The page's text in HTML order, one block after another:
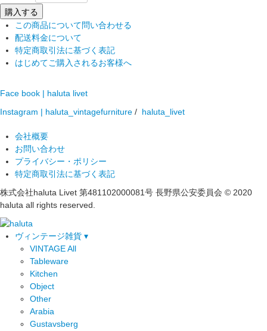
この商品について問い合わせる
配送料金について
特定商取引法に基づく表記
はじめてご購入されるお客様へ
Face book | haluta livet
Instagram | haluta_vintagefurniture / haluta_livet
会社概要
お問い合わせ
プライバシー・ポリシー
特定商取引法に基づく表記
株式会社haluta Livet 第481102000081号 長野県公安委員会 © 2020
haluta all rights reserved.
ヴィンテージ雑貨 ▾
VINTAGE All
Tableware
Kitchen
Object
Other
Arabia
Gustavsberg